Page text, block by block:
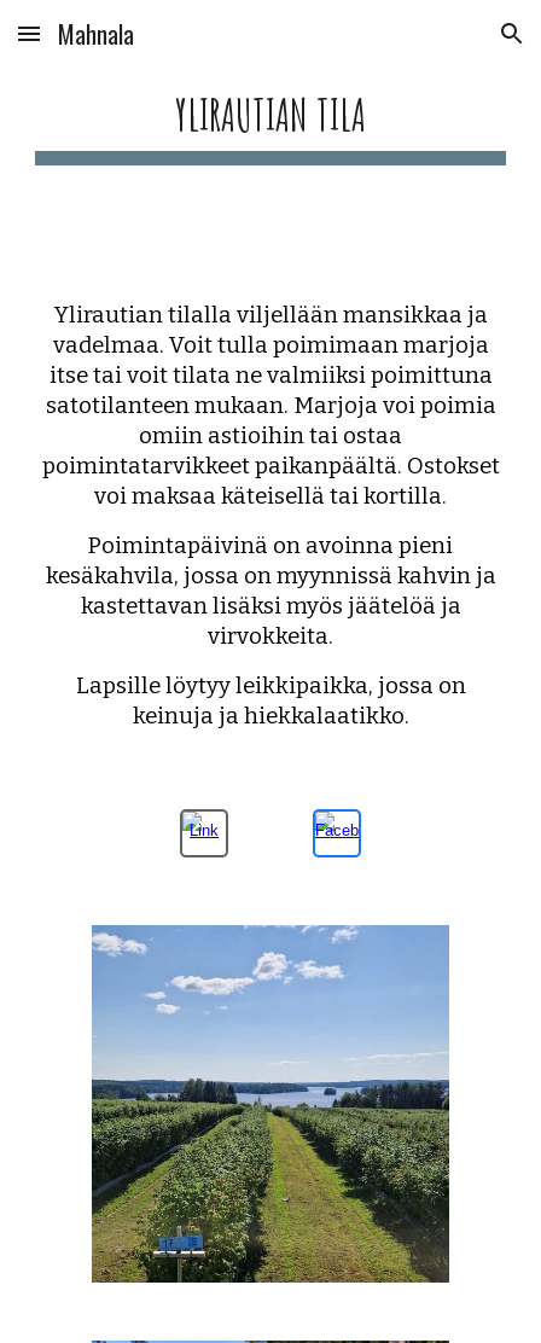
Skip to main content Skip to navigation
Mahnala
YLIRAUTIAN TILA
Ylirautian tilalla viljellään mansikkaa ja
vadelmaa. Voit tulla poimimaan marjoja
itse tai voit tilata ne valmiiksi poimittuna
satotilanteen mukaan. Marjoja voi poimia
omiin astioihin tai ostaa
poimintatarvikkeet paikanpäältä. Ostokset
voi maksaa käteisellä tai kortilla.
Poimintapäivinä on avoinna pieni
kesäkahvila, jossa on myynnissä kahvin ja
kastettavan lisäksi myös jäätelöä ja
virvokkeita.
Lapsille löytyy leikkipaikka, jossa on
keinuja ja hiekkalaatikko.